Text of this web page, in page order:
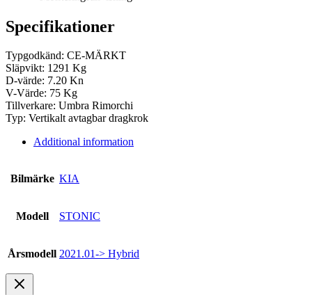
Specifikationer
Typgodkänd: CE-MÄRKT
Släpvikt: 1291 Kg
D-värde: 7.20 Kn
V-Värde: 75 Kg
Tillverkare: Umbra Rimorchi
Typ: Vertikalt avtagbar dragkrok
Additional information
Bilmärke KIA
Modell STONIC
Årsmodell 2021.01-> Hybrid